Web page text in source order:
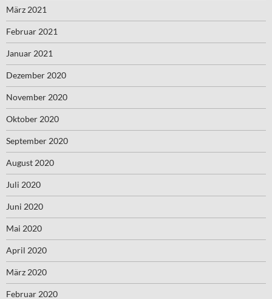
März 2021
Februar 2021
Januar 2021
Dezember 2020
November 2020
Oktober 2020
September 2020
August 2020
Juli 2020
Juni 2020
Mai 2020
April 2020
März 2020
Februar 2020